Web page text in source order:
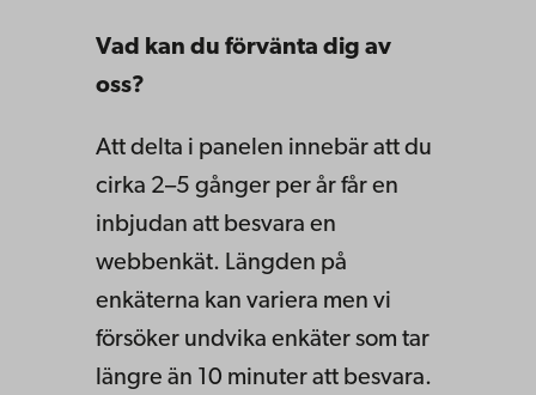
Vad kan du förvänta dig av
oss?
Att delta i panelen innebär att du
cirka 2–5 gånger per år får en
inbjudan att besvara en
webbenkät. Längden på
enkäterna kan variera men vi
försöker undvika enkäter som tar
längre än 10 minuter att besvara.